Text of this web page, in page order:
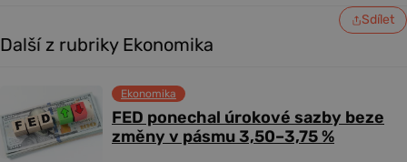
Sdílet
Další z rubriky Ekonomika
FED ponechal úrokové sazby beze
změny v pásmu 3,50–3,75 %
Ekonomika